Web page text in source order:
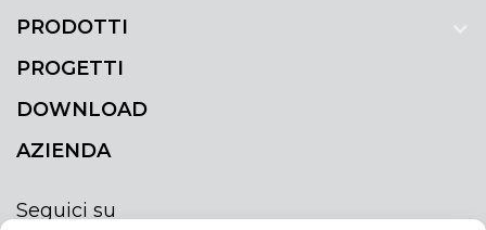
PRODOTTI
PROGETTI
DOWNLOAD
AZIENDA
Seguici su